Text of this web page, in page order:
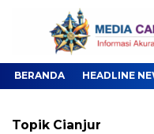
BERANDA HEADLINE
Topik Cianjur